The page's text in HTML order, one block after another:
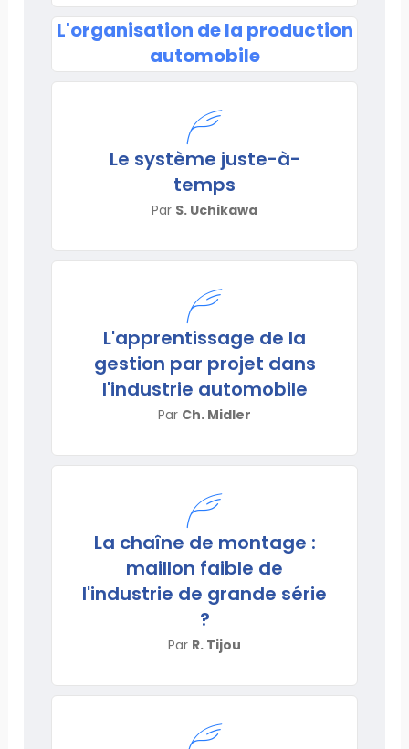
L'organisation de la production
automobile
Le système juste-à-
temps
Par S. Uchikawa
L'apprentissage de la
gestion par projet dans
l'industrie automobile
Par Ch. Midler
La chaîne de montage :
maillon faible de
l'industrie de grande série
?
Par R. Tijou